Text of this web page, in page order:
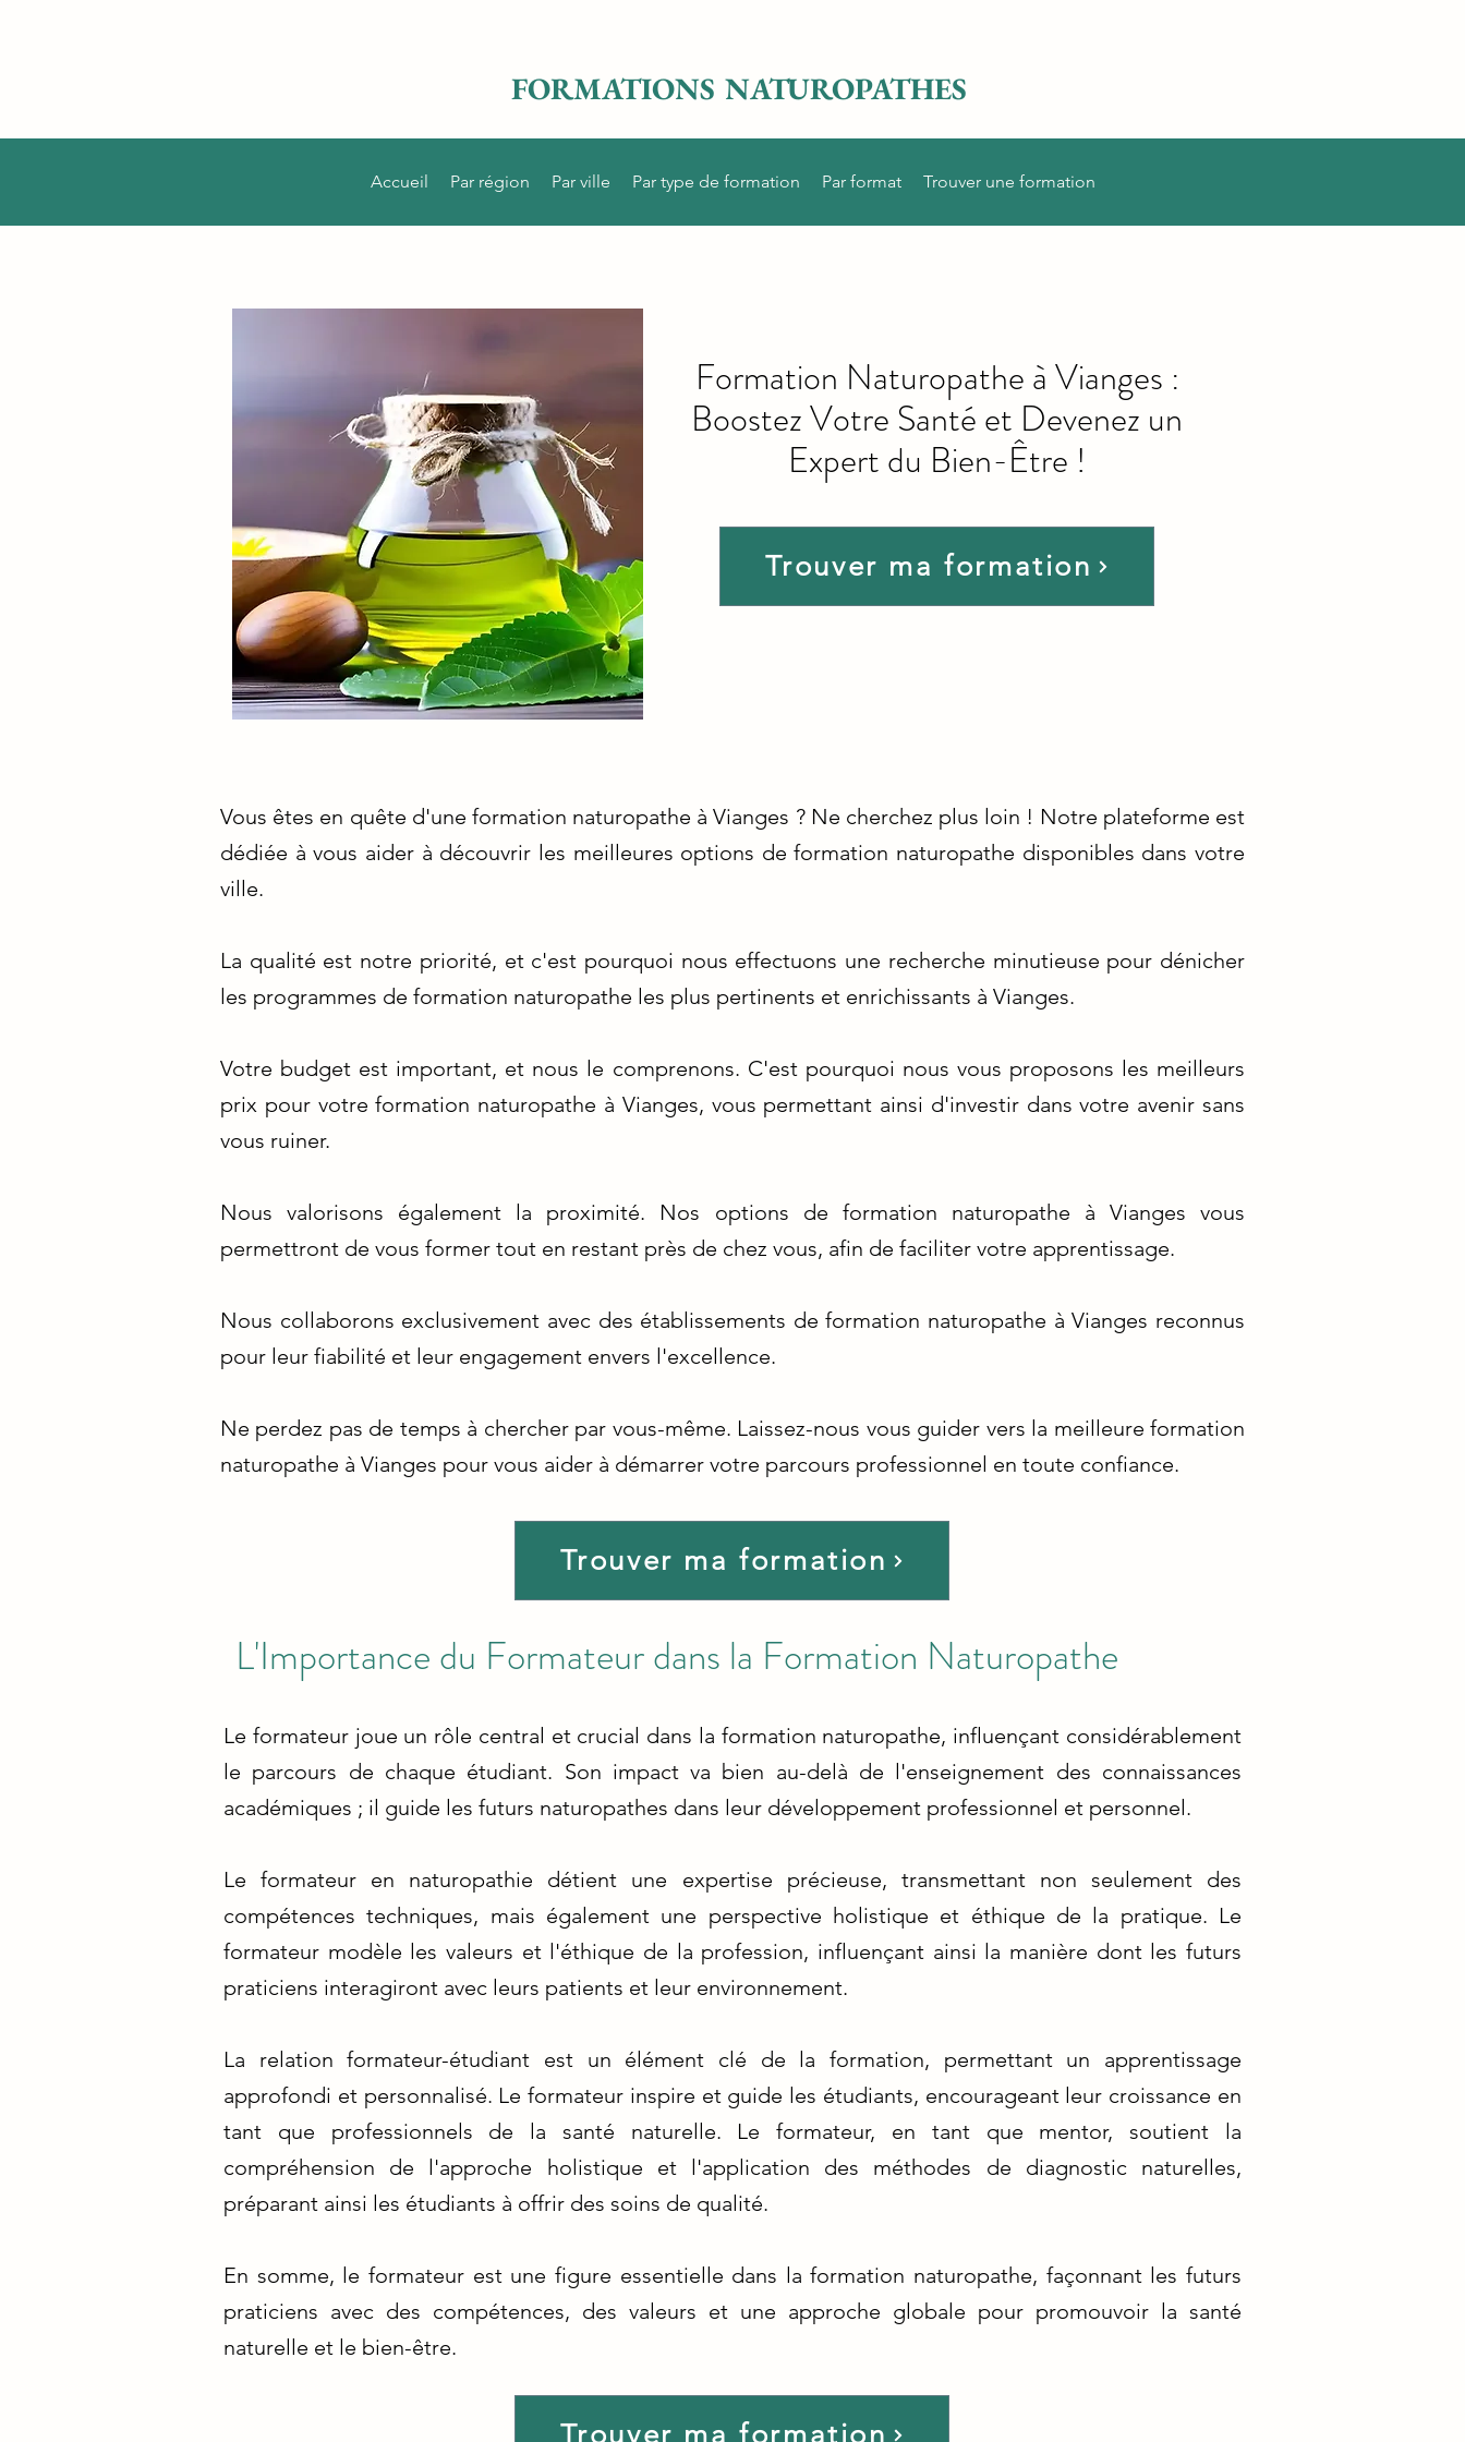
FORMATIONS NATUROPATHES
Accueil Par région Par ville Par type de formation Par format Trouver une formation
Trouver ma formation
Formation Naturopathe à Vianges :
Boostez Votre Santé et Devenez un
Expert du Bien-Être !
Vous êtes en quête d'une formation naturopathe à Vianges ? Ne cherchez plus loin ! Notre plateforme est
dédiée à vous aider à découvrir les meilleures options de formation naturopathe disponibles dans votre
ville.
La qualité est notre priorité, et c'est pourquoi nous effectuons une recherche minutieuse pour dénicher
les programmes de formation naturopathe les plus pertinents et enrichissants à Vianges.
Votre budget est important, et nous le comprenons. C'est pourquoi nous vous proposons les meilleurs
prix pour votre formation naturopathe à Vianges, vous permettant ainsi d'investir dans votre avenir sans
vous ruiner.
Nous valorisons également la proximité. Nos options de formation naturopathe à Vianges vous
permettront de vous former tout en restant près de chez vous, afin de faciliter votre apprentissage.
Nous collaborons exclusivement avec des établissements de formation naturopathe à Vianges reconnus
pour leur fiabilité et leur engagement envers l'excellence.
Ne perdez pas de temps à chercher par vous-même. Laissez-nous vous guider vers la meilleure formation
naturopathe à Vianges pour vous aider à démarrer votre parcours professionnel en toute confiance.
Trouver ma formation
L'Importance du Formateur dans la Formation Naturopathe
Le formateur joue un rôle central et crucial dans la formation naturopathe, influençant considérablement
le parcours de chaque étudiant. Son impact va bien au-delà de l'enseignement des connaissances
académiques ; il guide les futurs naturopathes dans leur développement professionnel et personnel.
Le formateur en naturopathie détient une expertise précieuse, transmettant non seulement des
compétences techniques, mais également une perspective holistique et éthique de la pratique. Le
formateur modèle les valeurs et l'éthique de la profession, influençant ainsi la manière dont les futurs
praticiens interagiront avec leurs patients et leur environnement.
La relation formateur-étudiant est un élément clé de la formation, permettant un apprentissage
approfondi et personnalisé. Le formateur inspire et guide les étudiants, encourageant leur croissance en
tant que professionnels de la santé naturelle. Le formateur, en tant que mentor, soutient la
compréhension de l'approche holistique et l'application des méthodes de diagnostic naturelles,
préparant ainsi les étudiants à offrir des soins de qualité.
En somme, le formateur est une figure essentielle dans la formation naturopathe, façonnant les futurs
praticiens avec des compétences, des valeurs et une approche globale pour promouvoir la santé
naturelle et le bien-être.
Trouver ma formation